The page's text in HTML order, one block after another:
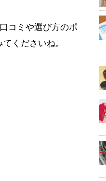
コミや選び方のポ
くださいね。